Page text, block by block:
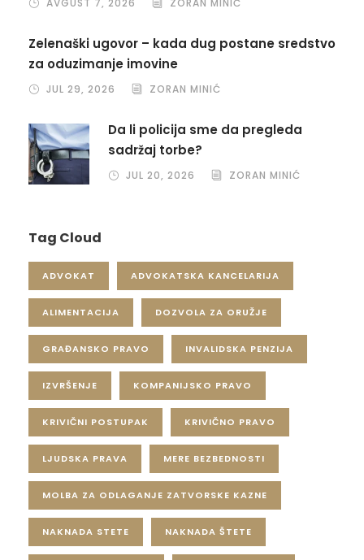
Zelenaški ugovor – kada dug postane sredstvo
za oduzimanje imovine
JUL 29, 2026 ZORAN MINIĆ
Da li policija sme da pregleda
sadržaj torbe?
JUL 20, 2026 ZORAN MINIĆ
Tag Cloud
ADVOKAT ADVOKATSKA KANCELARIJA
ALIMENTACIJA DOZVOLA ZA ORUŽJE
GRAĐANSKO PRAVO INVALIDSKA PENZIJA
IZVRŠENJE KOMPANIJSKO PRAVO
KRIVIČNI POSTUPAK KRIVIČNO PRAVO
LJUDSKA PRAVA MERE BEZBEDNOSTI
MOLBA ZA ODLAGANJE ZATVORSKE KAZNE
NAKNADA STETE NAKNADA ŠTETE